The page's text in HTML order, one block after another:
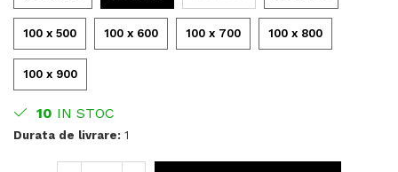
100 x 500 100 x 600 100 x 700 100 x 800
100 x 900
10 IN STOC
Durata de livrare: 1